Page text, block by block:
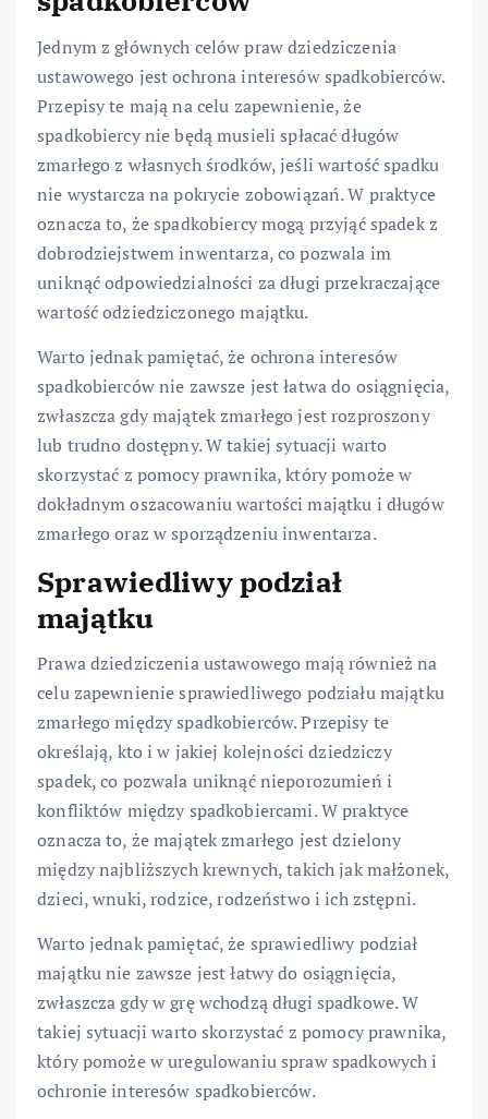
Jednym z głównych celów praw dziedziczenia
ustawowego jest ochrona interesów spadkobierców.
Przepisy te mają na celu zapewnienie, że
spadkobiercy nie będą musieli spłacać długów
zmarłego z własnych środków, jeśli wartość spadku
nie wystarcza na pokrycie zobowiązań. W praktyce
oznacza to, że spadkobiercy mogą przyjąć spadek z
dobrodziejstwem inwentarza, co pozwala im
uniknąć odpowiedzialności za długi przekraczające
wartość odziedziczonego majątku.
Warto jednak pamiętać, że ochrona interesów
spadkobierców nie zawsze jest łatwa do osiągnięcia,
zwłaszcza gdy majątek zmarłego jest rozproszony
lub trudno dostępny. W takiej sytuacji warto
skorzystać z pomocy prawnika, który pomoże w
dokładnym oszacowaniu wartości majątku i długów
zmarłego oraz w sporządzeniu inwentarza.
Sprawiedliwy podział
majątku
Prawa dziedziczenia ustawowego mają również na
celu zapewnienie sprawiedliwego podziału majątku
zmarłego między spadkobierców. Przepisy te
określają, kto i w jakiej kolejności dziedziczy
spadek, co pozwala uniknąć nieporozumień i
konfliktów między spadkobiercami. W praktyce
oznacza to, że majątek zmarłego jest dzielony
między najbliższych krewnych, takich jak małżonek,
dzieci, wnuki, rodzice, rodzeństwo i ich zstępni.
Warto jednak pamiętać, że sprawiedliwy podział
majątku nie zawsze jest łatwy do osiągnięcia,
zwłaszcza gdy w grę wchodzą długi spadkowe. W
takiej sytuacji warto skorzystać z pomocy prawnika,
który pomoże w uregulowaniu spraw spadkowych i
ochronie interesów spadkobierców.